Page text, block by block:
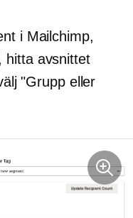
i Mailchimp,
hitta avsnittet
"Grupp eller